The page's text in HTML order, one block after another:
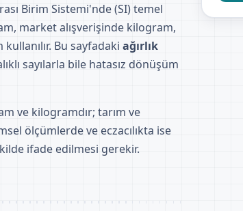
Birim Sistemi'nde (SI) temel
market alışverişinde kilogram,
Bu sayfadaki ağırlık
sayılarla bile hatasız dönüşüm
ve kilogramdır; tarım ve
ölçümlerde ve eczacılıkta ise
ifade edilmesi gerekir.